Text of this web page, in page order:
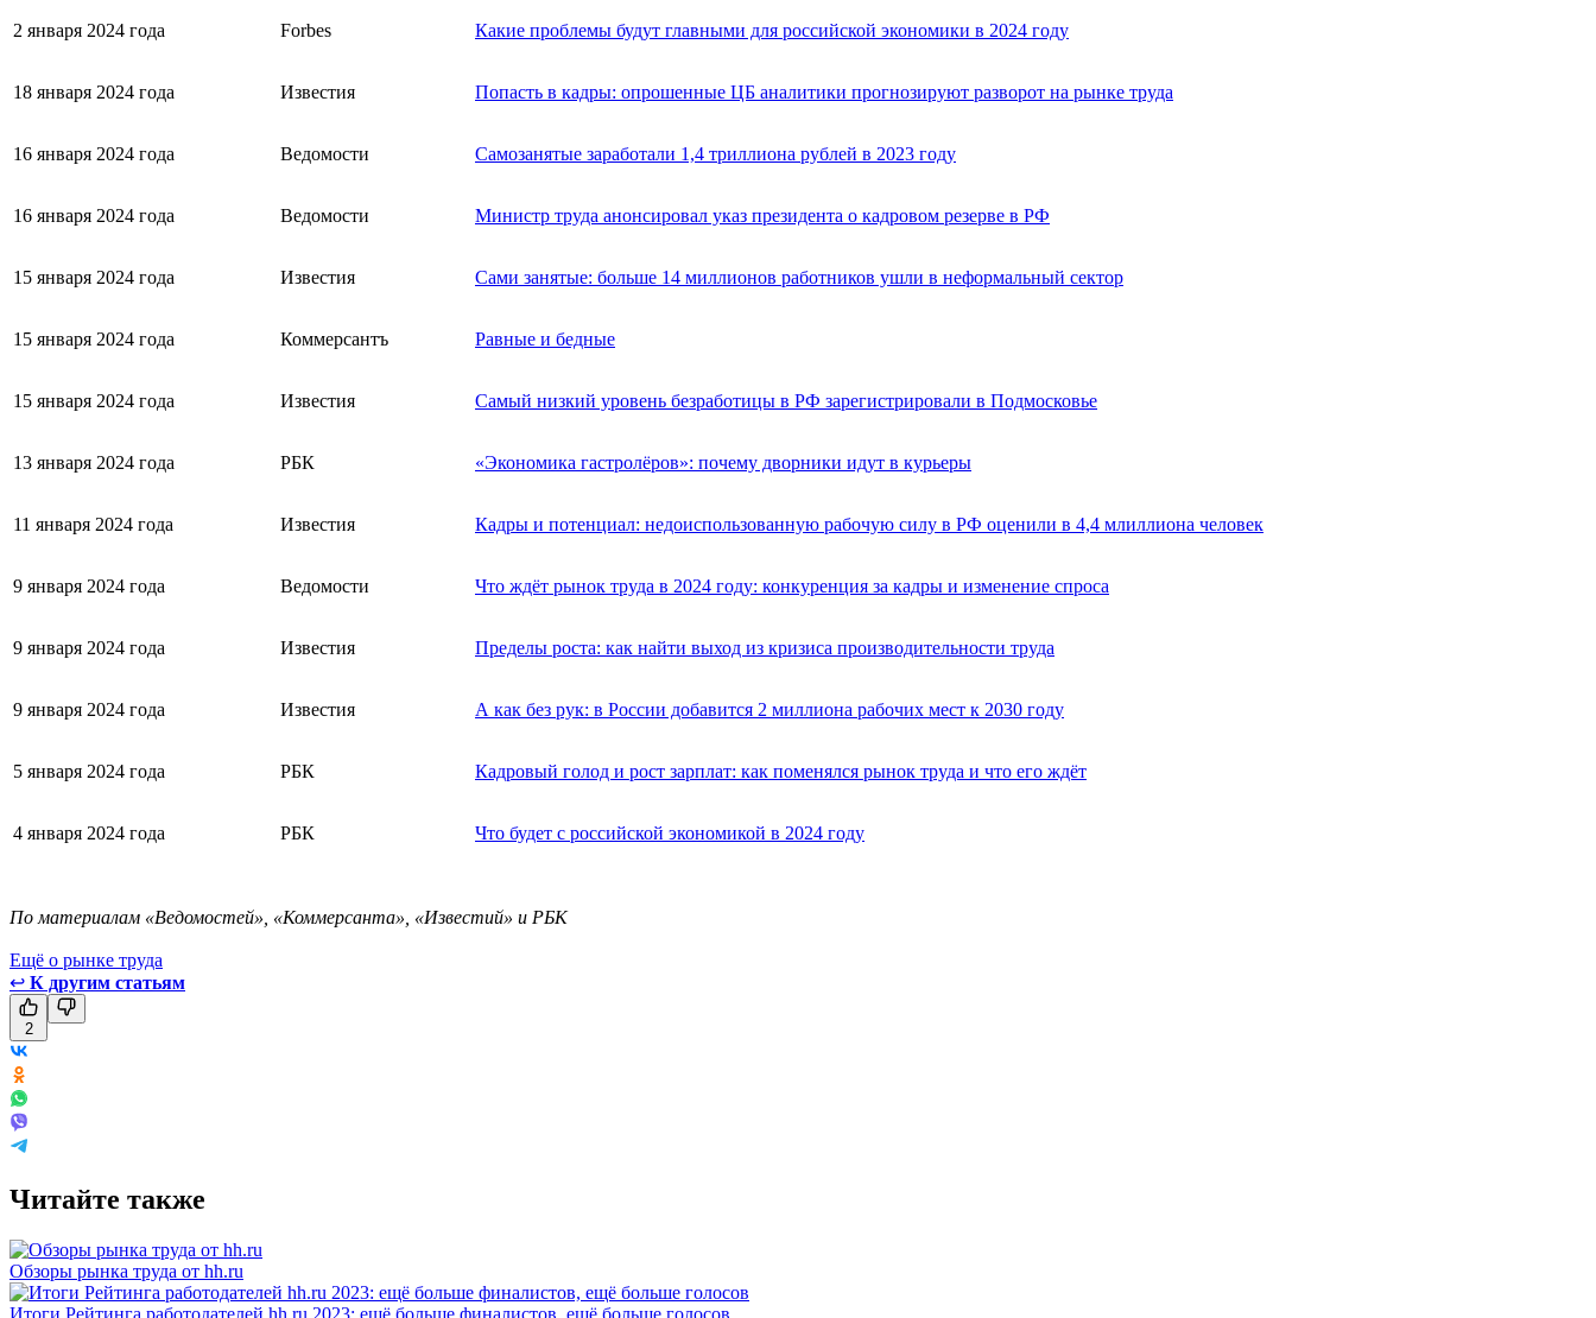
2 января 2024 года Forbes Какие проблемы будут главными для российской экономики в 2024 году
18 января 2024 года Известия Попасть в кадры: опрошенные ЦБ аналитики прогнозируют разворот на рынке труда
16 января 2024 года Ведомости Самозанятые заработали 1,4 триллиона рублей в 2023 году
16 января 2024 года Ведомости Министр труда анонсировал указ президента о кадровом резерве в РФ
15 января 2024 года Известия Сами занятые: больше 14 миллионов работников ушли в неформальный сектор
15 января 2024 года Коммерсантъ Равные и бедные
15 января 2024 года Известия Самый низкий уровень безработицы в РФ зарегистрировали в Подмосковье
13 января 2024 года РБК «Экономика гастролёров»: почему дворники идут в курьеры
11 января 2024 года Известия Кадры и потенциал: недоиспользованную рабочую силу в РФ оценили в 4,4 млиллиона человек
9 января 2024 года Ведомости Что ждёт рынок труда в 2024 году: конкуренция за кадры и изменение спроса
9 января 2024 года Известия Пределы роста: как найти выход из кризиса производительности труда
9 января 2024 года Известия А как без рук: в России добавится 2 миллиона рабочих мест к 2030 году
5 января 2024 года РБК Кадровый голод и рост зарплат: как поменялся рынок труда и что его ждёт
4 января 2024 года РБК Что будет с российской экономикой в 2024 году
По материалам «Ведомостей», «Коммерсанта», «Известий» и РБК
Ещё о рынке труда
↩ К другим статьям
2
Читайте также
Обзоры рынка труда от hh.ru
Итоги Рейтинга работодателей hh.ru 2023: ещё больше финалистов, ещё больше голосов